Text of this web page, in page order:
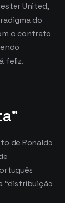
United,
do
o contrato
feliz.
de Ronaldo
“distribuição